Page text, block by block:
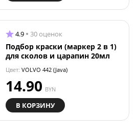
4.9 30 оценок
Подбор краски (маркер 2 в 1)
для сколов и царапин 20мл
Цвет: VOLVO 442 (Java)
14.90 BYN
В КОРЗИНУ